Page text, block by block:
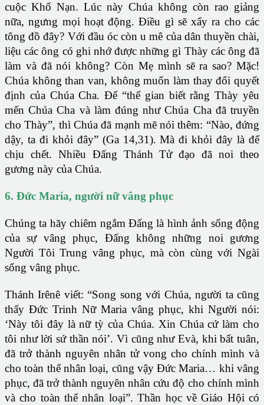
cuộc Khổ Nạn. Lúc này Chúa không còn rao giảng
nữa, ngưng mọi hoạt động. Điều gì sẽ xẩy ra cho các
tông đồ đây? Với đầu óc còn u mê của dân thuyền chài,
liệu các ông có ghi nhớ được những gì Thày các ông đã
làm và đã nói không? Còn Mẹ mình sẽ ra sao? Mặc!
Chúa không than van, không muốn làm thay đổi quyết
định của Chúa Cha. Để “thế gian biết rằng Thày yêu
mến Chúa Cha và làm đúng như Chúa Cha đã truyền
cho Thày”, thì Chúa đã mạnh mẽ nói thêm: “Nào, đứng
dậy, ta đi khỏi đây” (Ga 14,31). Mà đi khỏi đây là để
chịu chết. Nhiều Đấng Thánh Tử đạo đã noi theo
gương này của Chúa.
6. Đức Maria, người nữ vâng phục
Chúng ta hãy chiêm ngắm Đấng là hình ảnh sống động
của sự vâng phục, Đấng không những noi gương
Người Tôi Trung vâng phục, mà còn cùng với Ngài
sống vâng phục.
Thánh Irênê viết: “Song song với Chúa, người ta cũng
thấy Đức Trinh Nữ Maria vâng phục, khi Người nói:
‘Này tôi đây là nữ tỳ của Chúa. Xin Chúa cứ làm cho
tôi như lời sứ thần nói’. Vì cũng như Evà, khi bất tuân,
đã trở thành nguyên nhân tử vong cho chính mình và
cho toàn thể nhân loại, cũng vậy Đức Maria… khi vâng
phục, đã trở thành nguyên nhân cứu độ cho chính mình
và cho toàn thể nhân loại”. Thần học về Giáo Hội có